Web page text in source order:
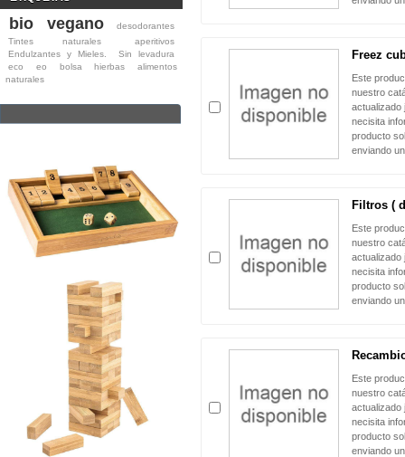
bio vegano
desodorantes
Tintes naturales
aperitivos
Endulzantes y Mieles.
Sin levadura
eco
eo bolsa hierbas
alimentos
naturales
Freez
Este
nuestro
actualizado
necisita
producto
enviando
Filtros (
Este
nuestro
actualizado
necisita
producto
enviando
Este
nuestro
actualizado
necisita
producto
enviando